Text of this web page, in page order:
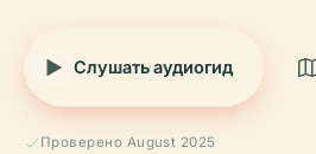
Слушать аудиогид
Проверено August 2025